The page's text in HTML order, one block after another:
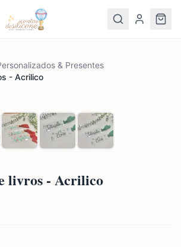
& Presentes
- Acrilico
livros - Acrilico